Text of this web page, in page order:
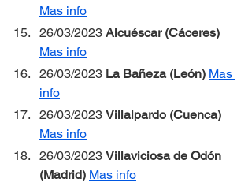
Mas info
26/03/2023 Alcuéscar (Cáceres)
Mas info
26/03/2023 La Bañeza (León) Mas
info
26/03/2023 Villalpardo (Cuenca)
Mas info
26/03/2023 Villaviciosa de Odón
(Madrid) Mas info